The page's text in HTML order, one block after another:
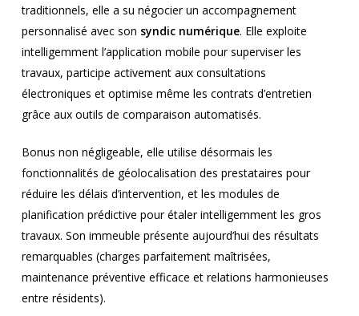
traditionnels, elle a su négocier un accompagnement
personnalisé avec son syndic numérique. Elle exploite
intelligemment l’application mobile pour superviser les
travaux, participe activement aux consultations
électroniques et optimise même les contrats d’entretien
grâce aux outils de comparaison automatisés.
Bonus non négligeable, elle utilise désormais les
fonctionnalités de géolocalisation des prestataires pour
réduire les délais d’intervention, et les modules de
planification prédictive pour étaler intelligemment les gros
travaux. Son immeuble présente aujourd’hui des résultats
remarquables (charges parfaitement maîtrisées,
maintenance préventive efficace et relations harmonieuses
entre résidents).